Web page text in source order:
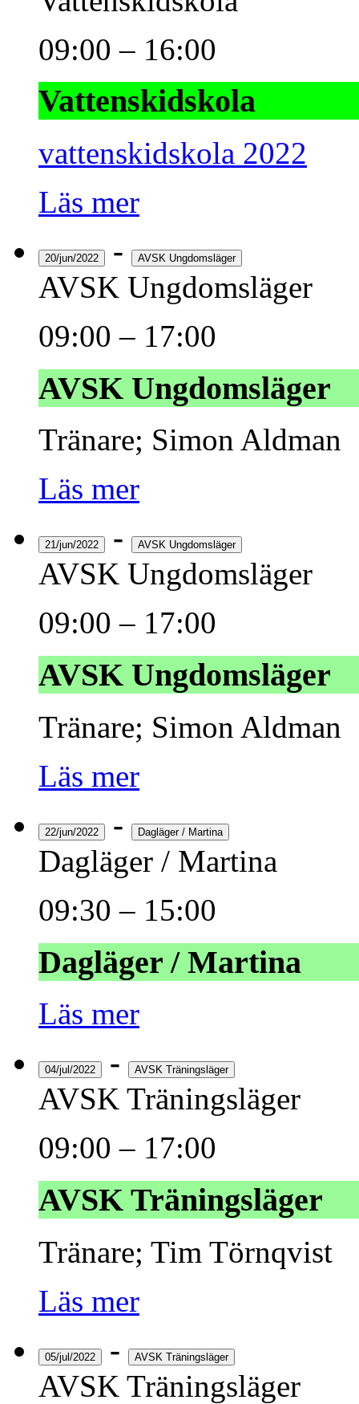
09:00– 16:00
Vattenskidskola
vattenskidskola 2022
Läs mer
20/jun/2022 - AVSK Ungdomsläger
AVSK Ungdomsläger
09:00– 17:00
AVSK Ungdomsläger
Tränare; Simon Aldman
Läs mer
21/jun/2022 - AVSK Ungdomsläger
AVSK Ungdomsläger
09:00– 17:00
AVSK Ungdomsläger
Tränare; Simon Aldman
Läs mer
22/jun/2022 - Dagläger / Martina
Dagläger / Martina
09:30– 15:00
Dagläger / Martina
Läs mer
04/jul/2022 - AVSK Träningsläger
AVSK Träningsläger
09:00– 17:00
AVSK Träningsläger
Tränare; Tim Törnqvist
Läs mer
05/jul/2022 - AVSK Träningsläger
AVSK Träningsläger